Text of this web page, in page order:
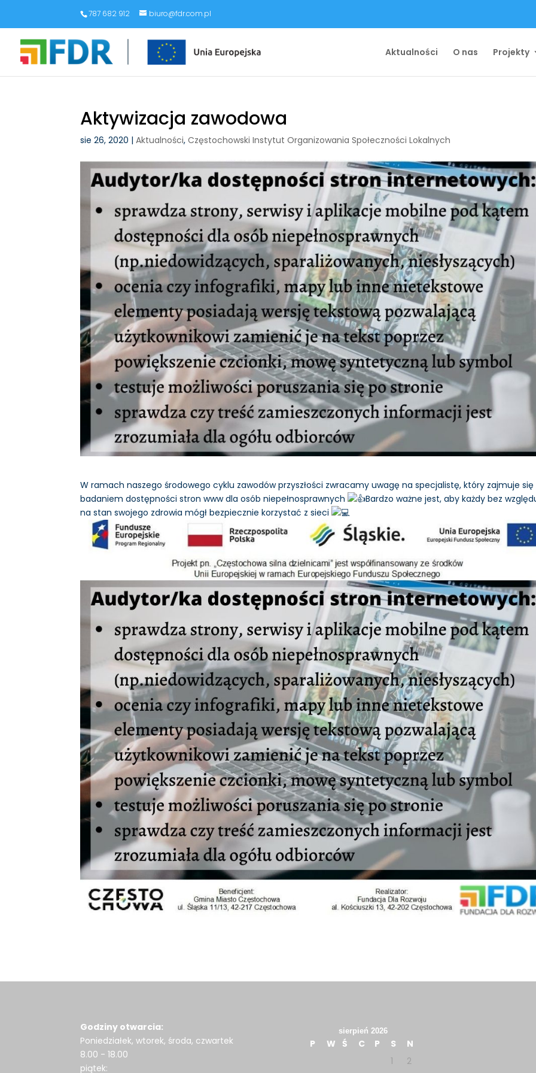
787 682 912 biuro@fdr.com.pl
Aktualności O nas Projekty
Aktywizacja zawodowa
sie 26, 2020 |Aktualności,Częstochowski Instytut Organizowania Społeczności Lokalnych
W ramach naszego środowego cyklu zawodów przyszłości zwracamy uwagę na specjalistę, który zajmuje się
badaniem dostępności stron www dla osób niepełnosprawnych
Bardzo ważne jest, aby każdy bez
na stan swojego zdrowia mógł bezpiecznie korzystać z sieci
Godziny otwarcia:
Poniedziałek, wtorek, środa, czwartek
8.00 - 18.00
piątek:
sierpień 2026
P W Ś C P S
N
1
2